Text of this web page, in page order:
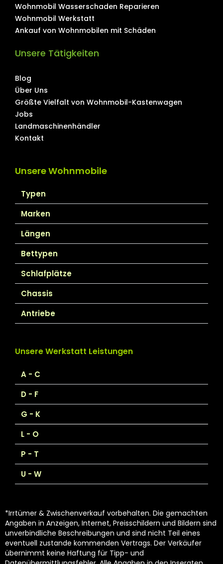
Wohnmobil Wasserschaden Reparieren
Wohnmobil Werkstatt
Ankauf von Wohnmobilen mit Schäden
Unsere Tätigkeiten
Blog
Über Uns
Größte Vielfalt von Wohnmobil-Kastenwagen
Jobs
Landmaschinenhändler
Kontakt
Unsere Wohnmobile
Typen
Marken
Längen
Bettypen
Schlafplätze
Chassis
Antriebe
Unsere Werkstatt Leistungen
A - C
D - F
G - K
L - O
P - T
U - W
*Irrtümer & Zwischenverkauf vorbehalten. Die gemachten
Angaben in Anzeigen, Internet, Preisschildern und Bildern sind
unverbindliche Beschreibungen und sind nicht Teil eines
eventuell zustande kommenden Vertrags. Der Verkäufer
übernimmt keine Haftung für Tipp- und